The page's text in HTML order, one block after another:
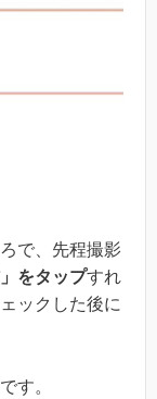
で、先程撮影
をタップすれ
ックした後に
す。